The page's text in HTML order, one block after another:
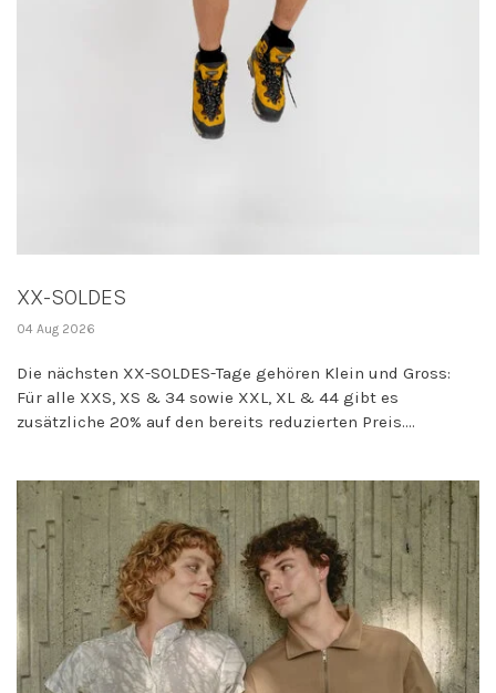
XX-SOLDES
04 Aug 2026
Die nächsten XX-SOLDES-Tage gehören Klein und Gross:
Für alle XXS, XS & 34 sowie XXL, XL & 44 gibt es
zusätzliche 20% auf den bereits reduzierten Preis....